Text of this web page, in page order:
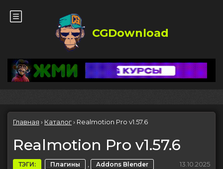
CGDownload
Главная › Каталог› Realmotion Pro v1.57.6
Realmotion Pro v1.57.6
ТЭГИ: Плагины , Addons Blender 13.10.2025